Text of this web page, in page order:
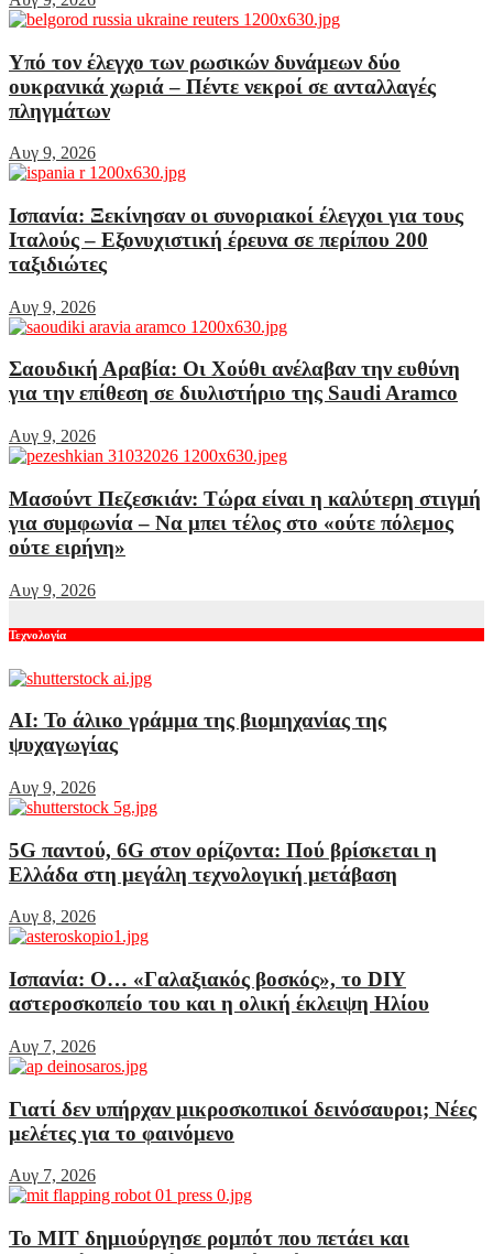
Υπό τον έλεγχο των ρωσικών δυνάμεων δύο
ουκρανικά χωριά – Πέντε νεκροί σε ανταλλαγές
πληγμάτων
Αυγ 9, 2026
Ισπανία: Ξεκίνησαν οι συνοριακοί έλεγχοι για τους
Ιταλούς – Εξονυχιστική έρευνα σε περίπου 200
ταξιδιώτες
Αυγ 9, 2026
Σαουδική Αραβία: Οι Χούθι ανέλαβαν την ευθύνη
για την επίθεση σε διυλιστήριο της Saudi Aramco
Αυγ 9, 2026
Μασούντ Πεζεσκιάν: Τώρα είναι η καλύτερη στιγμή
για συμφωνία – Να μπει τέλος στο «ούτε πόλεμος
ούτε ειρήνη»
Αυγ 9, 2026
Τεχνολογία
AI: Το άλικο γράμμα της βιομηχανίας της
ψυχαγωγίας
Αυγ 9, 2026
5G παντού, 6G στον ορίζοντα: Πού βρίσκεται η
Ελλάδα στη μεγάλη τεχνολογική μετάβαση
Αυγ 8, 2026
Ισπανία: Ο… «Γαλαξιακός βοσκός», το DIY
αστεροσκοπείο του και η ολική έκλειψη Ηλίου
Αυγ 7, 2026
Γιατί δεν υπήρχαν μικροσκοπικοί δεινόσαυροι; Νέες
μελέτες για το φαινόμενο
Αυγ 7, 2026
Το MIT δημιούργησε ρομπότ που πετάει και